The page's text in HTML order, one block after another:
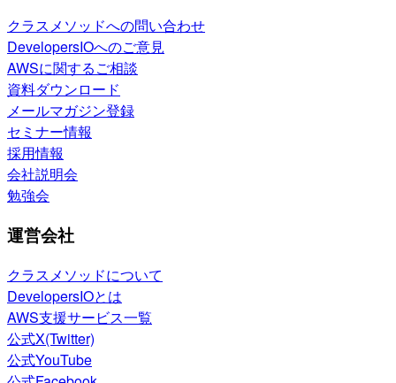
クラスメソッドへの問い合わせ
DevelopersIOへのご意見
AWSに関するご相談
資料ダウンロード
メールマガジン登録
セミナー情報
採用情報
会社説明会
勉強会
運営会社
クラスメソッドについて
DevelopersIOとは
AWS支援サービス一覧
公式X(Twitter)
公式YouTube